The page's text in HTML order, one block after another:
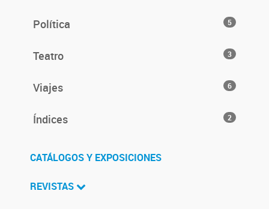
Política 5
Teatro 3
Viajes 6
Índices 2
CATÁLOGOS Y EXPOSICIONES
REVISTAS